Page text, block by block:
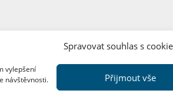
Spravovat souhlas s
vylepšení
návštěvnosti.
Přijmout vše